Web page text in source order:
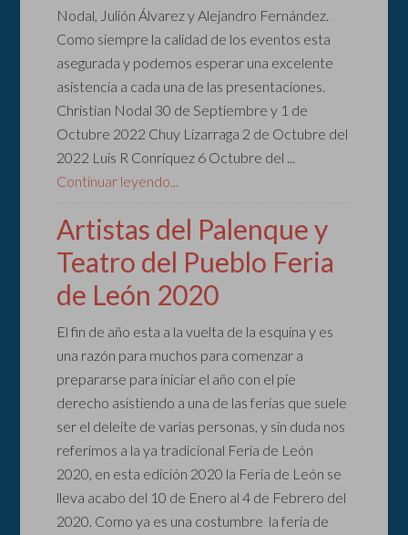
Nodal, Julión Álvarez y Alejandro Fernández.
Como siempre la calidad de los eventos esta
asegurada y podemos esperar una excelente
asistencia a cada una de las presentaciones.
Christian Nodal 30 de Septiembre y 1 de
Octubre 2022 Chuy Lizarraga 2 de Octubre del
2022 Luis R Conriquez 6 Octubre del ...
Continuar leyendo...
Artistas del Palenque y
Teatro del Pueblo Feria
de León 2020
El fin de año esta a la vuelta de la esquina y es
una razón para muchos para comenzar a
prepararse para iniciar el año con el pie
derecho asistiendo a una de las ferias que suele
ser el deleite de varias personas, y sin duda nos
referimos a la ya tradicional Feria de León
2020, en esta edición 2020 la Feria de León se
lleva acabo del 10 de Enero al 4 de Febrero del
2020. Como ya es una costumbre la feria de